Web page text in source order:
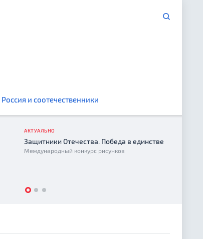
Россия и соотечественники
АКТУАЛЬНО
Защитники Отечества. Победа в единстве
Международный конкурс рисунков